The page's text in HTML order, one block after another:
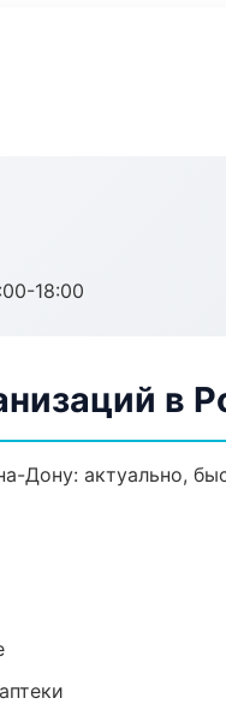
18:00
в
Дону: актуально,